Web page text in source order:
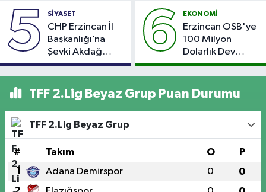
2 Kişi Yaralandı
5 SİYASET
CHP Erzincan İl
Başkanlığı’na
Şevki Akdağ
Atandı!
6 EKONOMİ
Erzincan OSB'ye
100 Milyon
Dolarlık Dev
Yatırım: Bin Kişiye
İstihdam
Hedefleniyor
TFF 2.Lig Beyaz Grup Puan Durumu
TFF 2.Lig Beyaz Grup
# Takım O P
1 Adana Demirspor 0 0